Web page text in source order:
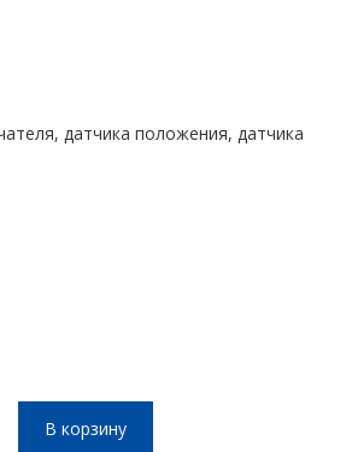
датчика положения, датчика
В корзину